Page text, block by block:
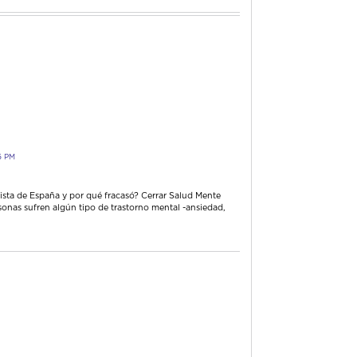
PM
de España y por qué fracasó? Cerrar Salud Mente
sufren algún tipo de trastorno mental -ansiedad,